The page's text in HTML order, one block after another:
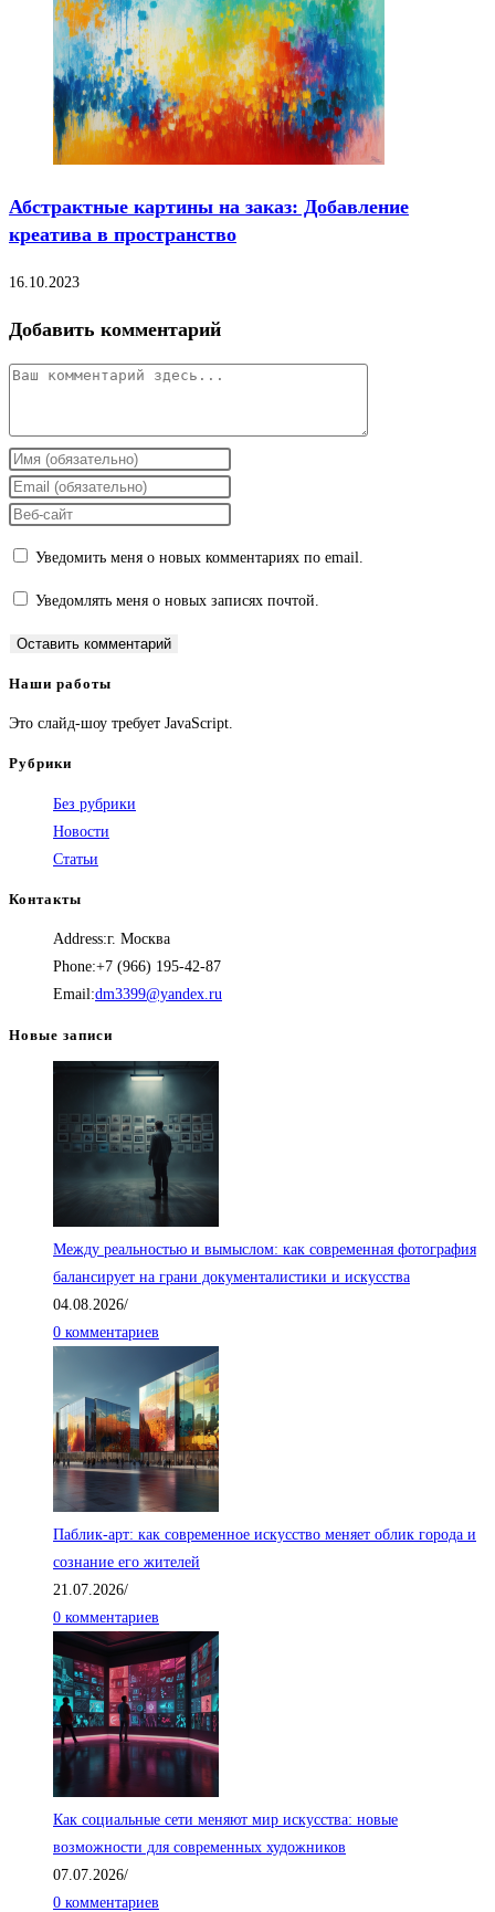
Абстрактные картины на заказ: Добавление
креатива в пространство
16.10.2023
Добавить комментарий
Комментарий
Введите
свое
имя
имя
пользователя,
прокомментировать
Введите
свой
адрес,
чтобы
Введите
вашего
веб-
(необязательно)
Уведомить меня о новых комментариях по email.
Уведомлять меня о новых записях почтой.
Наши работы
Это слайд-шоу требует JavaScript.
Рубрики
Без рубрики
Новости
Статьи
Контакты
Address:г. Москва
Phone:+7 (966) 195-42-87
Email:dm3399@yandex.ru
Новые записи
Между реальностью и вымыслом: как современная фотография
балансирует на грани документалистики и искусства
04.08.2026/
0 комментариев
Паблик-арт: как современное искусство меняет облик города и
сознание его жителей
21.07.2026/
0 комментариев
Как социальные сети меняют мир искусства: новые
возможности для современных художников
07.07.2026/
0 комментариев